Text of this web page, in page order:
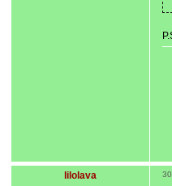
lilolava